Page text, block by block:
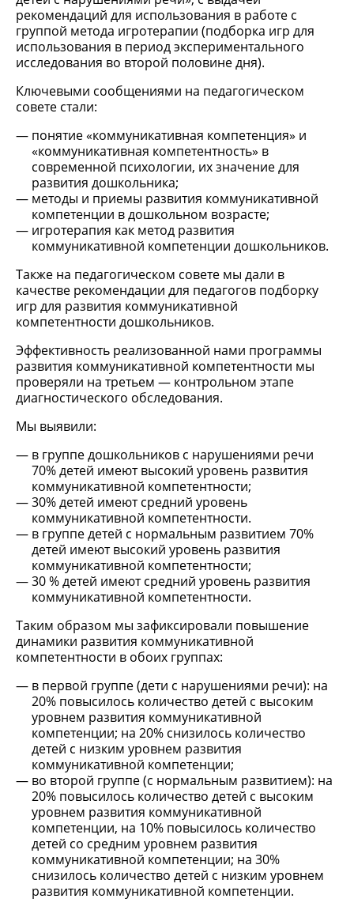
рекомендаций для использования в работе с
группой метода игротерапии (подборка игр для
использования в период экспериментального
исследования во второй половине дня).
Ключевыми сообщениями на педагогическом
совете стали:
понятие «коммуникативная компетенция» и
«коммуникативная компетентность» в
современной психологии, их значение для
развития дошкольника;
методы и приемы развития коммуникативной
компетенции в дошкольном возрасте;
игротерапия как метод развития
коммуникативной компетенции дошкольников.
Также на педагогическом совете мы дали в
качестве рекомендации для педагогов подборку
игр для развития коммуникативной
компетентности дошкольников.
Эффективность реализованной нами программы
развития коммуникативной компетентности мы
проверяли на третьем — контрольном этапе
диагностического обследования.
Мы выявили:
в группе дошкольников с нарушениями речи
70% детей имеют высокий уровень развития
коммуникативной компетентности;
30% детей имеют средний уровень
коммуникативной компетентности.
в группе детей с нормальным развитием 70%
детей имеют высокий уровень развития
коммуникативной компетентности;
30 % детей имеют средний уровень развития
коммуникативной компетентности.
Таким образом мы зафиксировали повышение
динамики развития коммуникативной
компетентности в обоих группах:
в первой группе (дети с нарушениями речи): на
20% повысилось количество детей с высоким
уровнем развития коммуникативной
компетенции; на 20% снизилось количество
детей с низким уровнем развития
коммуникативной компетенции;
во второй группе (с нормальным развитием): на
20% повысилось количество детей с высоким
уровнем развития коммуникативной
компетенции, на 10% повысилось количество
детей со средним уровнем развития
коммуникативной компетенции; на 30%
снизилось количество детей с низким уровнем
развития коммуникативной компетенции.